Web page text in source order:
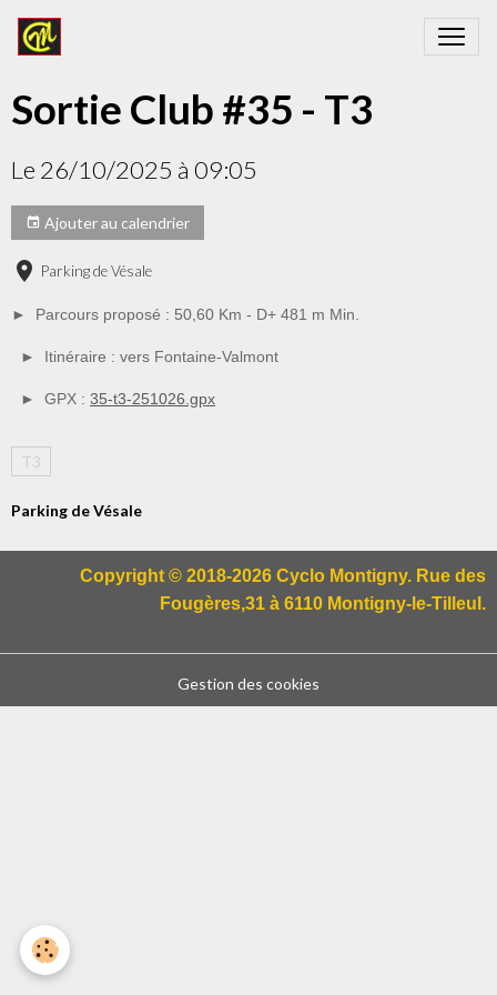
Sortie Club #35 - T3
Le 26/10/2025 à 09:05
Ajouter au calendrier
Parking de Vésale
► Parcours proposé : 50,60 Km - D+ 481 m Min.
► Itinéraire : vers Fontaine-Valmont
► GPX : 35-t3-251026.gpx
T3
Parking de Vésale
Copyright © 2018-2026 Cyclo Montigny. Rue des
Fougères,31 à 6110 Montigny-le-Tilleul.
Gestion des cookies